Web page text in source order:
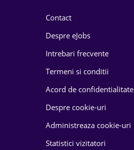
Contact
Despre eJobs
Intrebari frecvente
Termeni si conditii
Acord de confidentialitate
Despre cookie-uri
Administreaza cookie-uri
Statistici vizitatori